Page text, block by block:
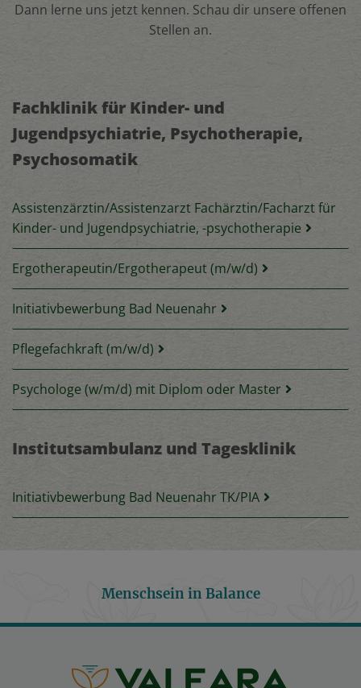
Dann lerne uns jetzt kennen. Schau dir unsere offenen
Stellen an.
Fachklinik für Kinder- und
Jugendpsychiatrie, Psychotherapie,
Psychosomatik
Assistenzärztin/Assistenzarzt Fachärztin/Facharzt für
Kinder- und Jugendpsychiatrie, -psychotherapie
Ergotherapeutin/Ergotherapeut (m/w/d)
Initiativbewerbung Bad Neuenahr
Pflegefachkraft (m/w/d)
Psychologe (w/m/d) mit Diplom oder Master
Institutsambulanz und Tagesklinik
Initiativbewerbung Bad Neuenahr TK/PIA
Menschsein in Balance